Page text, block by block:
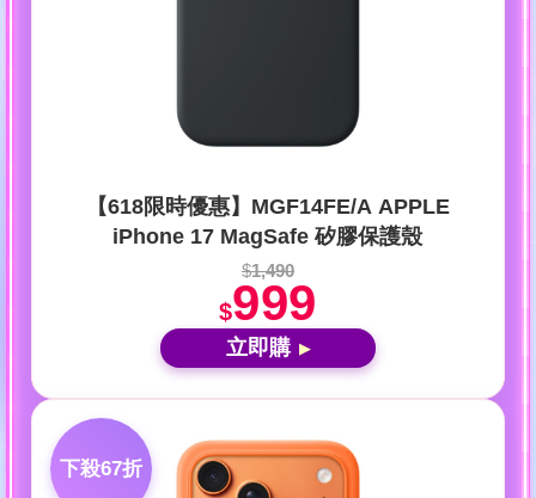
【618限時優惠】MGF14FE/A APPLE
iPhone 17 MagSafe 矽膠保護殼
$1,490
$999
立即購 ▶
下殺67折